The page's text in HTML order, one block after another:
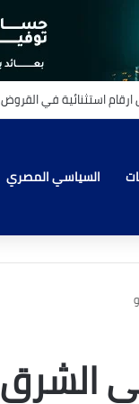
السياسي المصري
الشرق